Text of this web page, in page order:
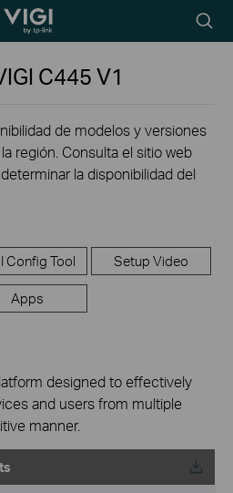
Reliably
icon
C445V1
de modelos y versiones
región. Consulta el sitio web
la disponibilidad del
Config Tool Setup Video
Apps
designed to effectively
and users from multiple
manner.